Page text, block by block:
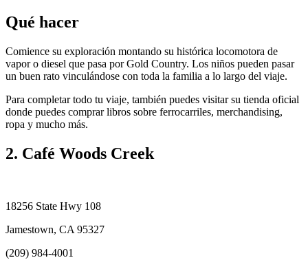
Qué hacer
Comience su exploración montando su histórica locomotora de
vapor o diesel que pasa por Gold Country. Los niños pueden pasar
un buen rato vinculándose con toda la familia a lo largo del viaje.
Para completar todo tu viaje, también puedes visitar su tienda oficial
donde puedes comprar libros sobre ferrocarriles, merchandising,
ropa y mucho más.
2. Café Woods Creek
18256 State Hwy 108
Jamestown, CA 95327
(209) 984-4001